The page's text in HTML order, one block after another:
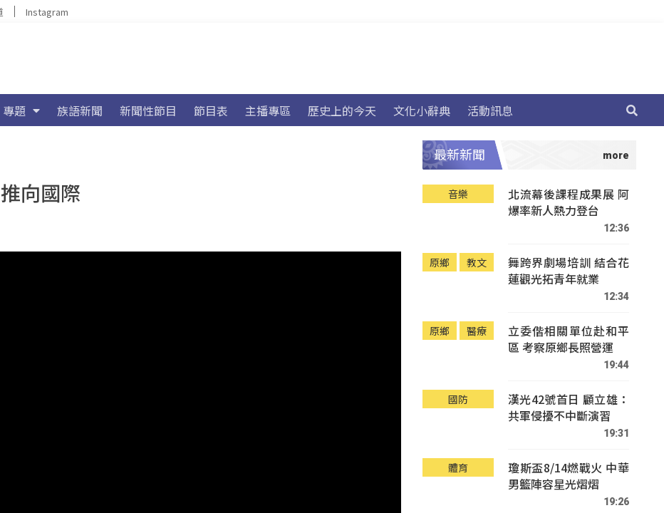
Instagram
專題 族語新聞 新聞性節目 節目表 主播專區 歷史上的今天 文化小辭典 活動訊息
向國際
最新新聞
音樂
北流幕後課程成果展 阿
爆率新人熱力登台
12:36
原鄉 教文
舞跨界劇場培訓 結合花
蓮觀光拓青年就業
12:34
原鄉 醫療
立委偕相關單位赴和平
區 考察原鄉長照營運
19:44
國防
漢光42號首日 顧立雄：
共軍侵擾不中斷演習
19:31
體育
瓊斯盃8/14燃戰火 中華
男籃陣容星光熠熠
19:26